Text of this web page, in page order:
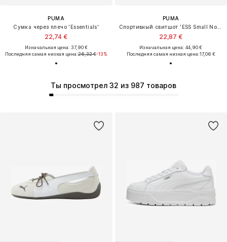
Ты просмотрел 32 из 987 товаров
PUMA
Сумка через плечо 'Essentials'
22,74 €
Изначальная цена: 37,90 €
Последняя самая низкая цена:26,32 €-13%
PUMA
22,87 €
Изначальная цена: 44,90 €
Последняя самая низкая цена:17,06 €